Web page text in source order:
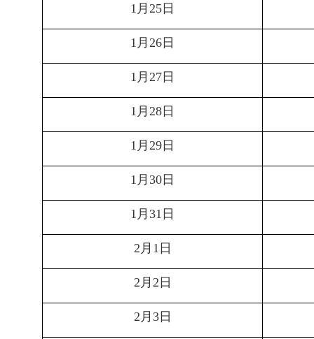
1 月 25日
1 月 26日
1 月 27日
1 月 28日
1 月 29日
1 月 30日
1 月 31 日
2 月 1 日
2 月 2 日
2 月 3日